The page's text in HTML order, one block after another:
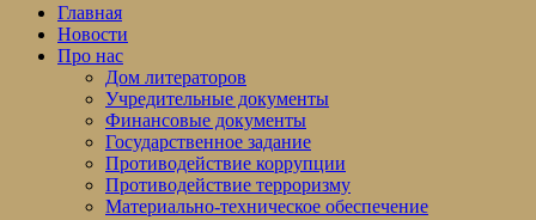
Главная
Новости
Про нас
Дом литераторов
Учредительные документы
Финансовые документы
Государственное задание
Противодействие коррупции
Противодействие терроризму
Материально-техническое обеспечение